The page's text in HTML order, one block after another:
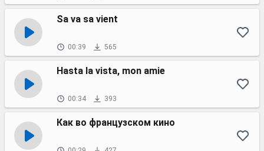
Sa va sa vient
00:39 565
Hasta la vista, mon amie
00:34 393
Как во французском кино